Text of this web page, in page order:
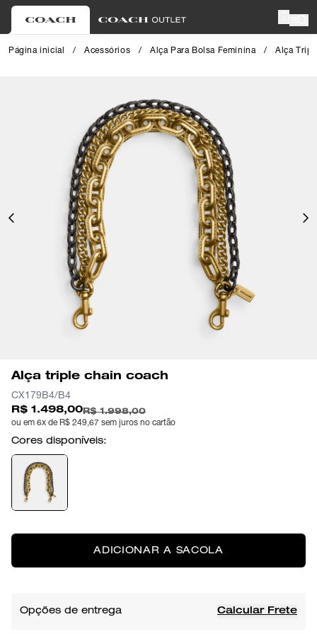
Página inicial / Acessórios / Alça Para Bolsa Feminina / Alça
Alça triple chain coach
CX179B4/B4
R$ 1.498,00R$ 1.998,00
ou em 6x de R$ 249,67 sem juros no cartão
Cores disponíveis:
ADICIONAR A SACOLA
Opções de entrega Calcular Frete